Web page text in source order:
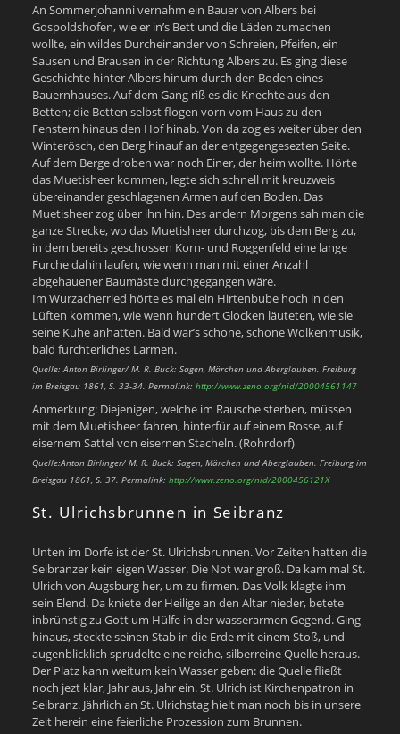
An Sommerjohanni vernahm ein Bauer von Albers bei
Gospoldshofen, wie er in’s Bett und die Läden zumachen
wollte, ein wildes Durcheinander von Schreien, Pfeifen, ein
Sausen und Brausen in der Richtung Albers zu. Es ging diese
Geschichte hinter Albers hinum durch den Boden eines
Bauernhauses. Auf dem Gang riß es die Knechte aus den
Betten; die Betten selbst flogen vorn vom Haus zu den
Fenstern hinaus den Hof hinab. Von da zog es weiter über den
Winterösch, den Berg hinauf an der entgegengesezten Seite.
Auf dem Berge droben war noch Einer, der heim wollte. Hörte
das Muetisheer kommen, legte sich schnell mit kreuzweis
übereinander geschlagenen Armen auf den Boden. Das
Muetisheer zog über ihn hin. Des andern Morgens sah man die
ganze Strecke, wo das Muetisheer durchzog, bis dem Berg zu,
in dem bereits geschossen Korn- und Roggenfeld eine lange
Furche dahin laufen, wie wenn man mit einer Anzahl
abgehauener Baumäste durchgegangen wäre.
Im Wurzacherried hörte es mal ein Hirtenbube hoch in den
Lüften kommen, wie wenn hundert Glocken läuteten, wie sie
seine Kühe anhatten. Bald war’s schöne, schöne Wolkenmusik,
bald fürchterliches Lärmen.
Quelle: Anton Birlinger/ M. R. Buck: Sagen, Märchen und Aberglauben. Freiburg
im Breisgau 1861, S. 33-34. Permalink: http://www.zeno.org/nid/20004561147
Anmerkung: Diejenigen, welche im Rausche sterben, müssen
mit dem Muetisheerfahren, hinterfür auf einem Rosse, auf
eisernem Sattel von eisernen Stacheln. (Rohrdorf)
Quelle:Anton Birlinger/ M. R. Buck: Sagen, Märchen und Aberglauben. Freiburg im
Breisgau 1861, S. 37. Permalink: http://www.zeno.org/nid/2000456121X
St. Ulrichsbrunnen in Seibranz
Unten im Dorfe ist der St. Ulrichsbrunnen. Vor Zeiten hatten die
Seibranzer kein eigen Wasser. Die Not war groß. Da kam mal St.
Ulrich von Augsburg her, um zu firmen. Das Volk klagte ihm
sein Elend. Da kniete der Heilige an den Altar nieder, betete
inbrünstig zu Gott um Hülfe in der wasserarmen Gegend. Ging
hinaus, steckte seinen Stab in die Erde mit einem Stoß, und
augenblicklich sprudelte eine reiche, silberreine Quelle heraus.
Der Platz kann weitum kein Wasser geben: die Quelle fließt
noch jezt klar, Jahr aus, Jahr ein. St. Ulrich ist Kirchenpatron in
Seibranz. Jährlich an St. Ulrichstag hielt man noch bis in unsere
Zeit herein eine feierliche Prozession zum Brunnen.